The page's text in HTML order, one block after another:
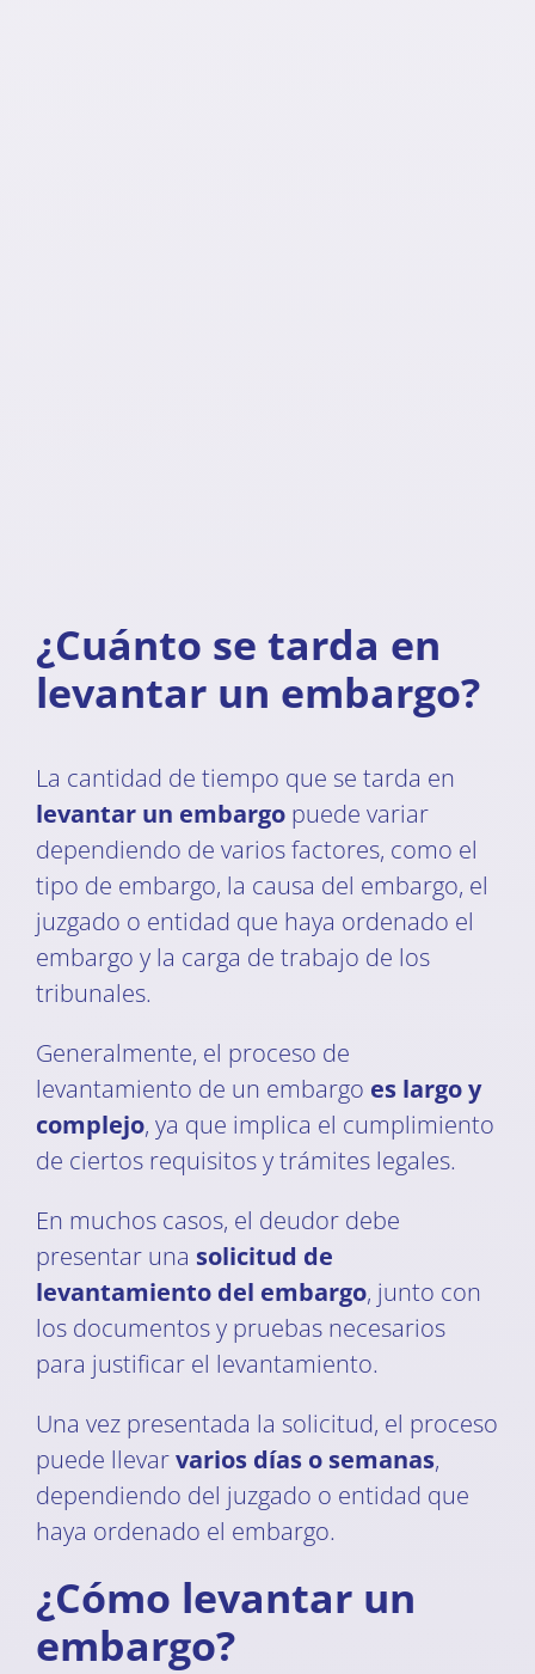
¿Cuánto se tarda en
levantar un embargo?
La cantidad de tiempo que se tarda en
levantar un embargopuede variar
dependiendo de varios factores, como el
tipo de embargo, la causa del embargo, el
juzgado o entidad que haya ordenado el
embargo y la carga de trabajo de los
tribunales.
Generalmente, el proceso de
levantamiento de un embargo es largo y
complejo, ya que implica el cumplimiento
de ciertos requisitos y trámites legales.
En muchos casos, el deudor debe
presentar una solicitud de
levantamiento del embargo, junto con
los documentos y pruebas necesarios
para justificar el levantamiento.
Una vez presentada la solicitud, el proceso
puede llevarvarios días o semanas,
dependiendo del juzgado o entidad que
haya ordenado el embargo.
¿Cómo levantar un
embargo?